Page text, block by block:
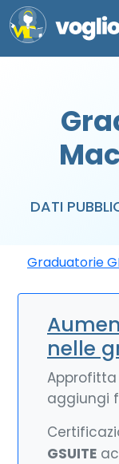
DATI
Graduatorie
nelle
aggiungi
GSUITE